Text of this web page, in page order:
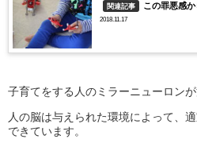
関連記事 この罪悪感
2018.11.17
子育てをする人のミラーニューロンが
人の脳は与えられた環境によって、
できています。